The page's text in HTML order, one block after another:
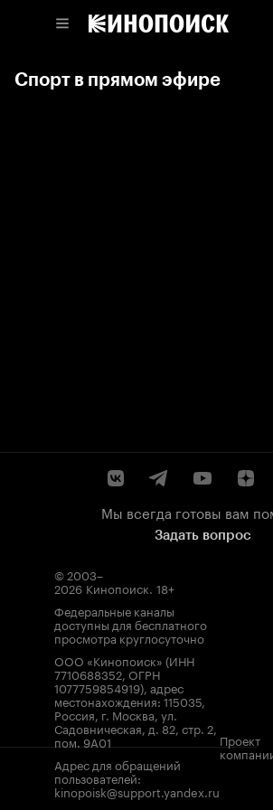
Спорт в прямом эфире
Мы всегда готовы вам
Задать вопрос
© 2003–
2026 Кинопоиск. 18+
Федеральные каналы
доступны для бесплатного
просмотра круглосуточно
ООО «Кинопоиск» (ИНН
7710688352, ОГРН
1077759854919), адрес
местонахождения: 115035,
Россия, г. Москва, ул.
Садовническая, д. 82, стр. 2,
пом. 9А01
Адрес для обращений
пользователей:
kinopoisk@support.yandex.ru
Проект